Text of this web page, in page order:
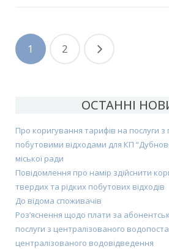
1 2
ОСТАННІ
Про коригування тарифів на послуги
побутовими відходами для КП
міської ради
Повідомлення про намір здійснити
твердих та рідких побутових відходів
До відома споживачів
Роз’яснення щодо плати за
послуги з централізованого
централізованого водовідведення